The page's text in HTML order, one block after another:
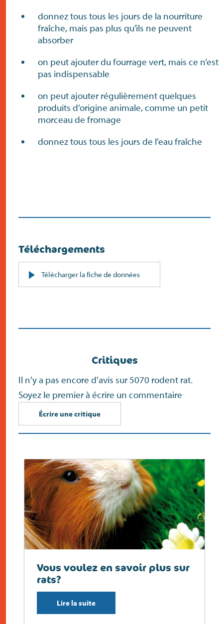
donnez tous tous les jours de la nourriture
fraîche, mais pas plus qu’ils ne peuvent
absorber
on peut ajouter du fourrage vert, mais ce n’est
pas indispensable
on peut ajouter régulièrement quelques
produits d’origine animale, comme un petit
morceau de fromage
donnez tous tous les jours de l’eau fraîche
Téléchargements
Télécharger la fiche de donnéesPDF
(s’ouvre
Critiques
Il n'y a pas encore d'avis sur 5070 rodent rat.
Soyez le premier à écrire un commentaire
Écrire une critique
Vous voulez en savoir plus sur
rats?
Lire la suite